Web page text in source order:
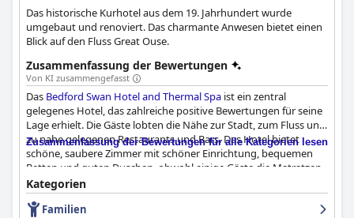
Das historische Kurhotel aus dem 19. Jahrhundert wurde
umgebaut und renoviert. Das charmante Anwesen bietet einen
Blick auf den Fluss Great Ouse.
Zusammenfassung der Bewertungen
Von KI zusammengefasst
Das Bedford Swan Hotel and Thermal Spa ist ein zentral
gelegenes Hotel, das zahlreiche positive Bewertungen für seine
Lage erhielt. Die Gäste lobten die Nähe zur Stadt, zum Fluss und
zu nahe gelegenen Restaurants und Bars. Das Hotel bietet
schöne, saubere Zimmer mit schöner Einrichtung, bequemen
Betten und guten Duschen, obwohl einige Gäste die Matratzen
als unbequem oder kleiner als erwartet empfanden. Die Gäste
schätzten die verbesserten Junior-Suiten des Hotels und die
Aussicht auf den Fluss aus einigen Zimmern. Das Hotel verfügt
Zusammenfassung der Bewertungen für alle Kategorien lesen
Kategorien
Familien